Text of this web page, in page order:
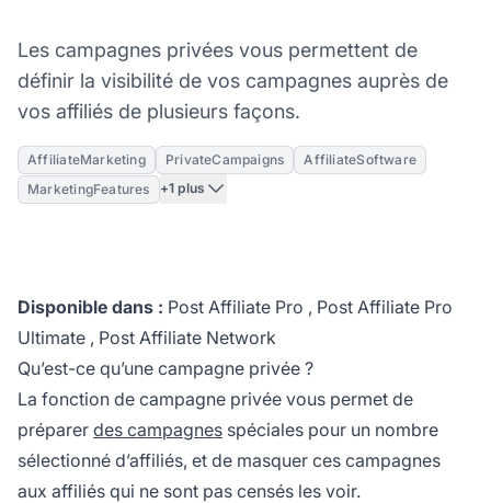
Les campagnes privées vous permettent de
définir la visibilité de vos campagnes auprès de
vos affiliés de plusieurs façons.
AffiliateMarketing PrivateCampaigns
AffiliateSoftware
MarketingFeatures
+1 plus
Disponible dans : Post Affiliate Pro , Post Affiliate Pro
Ultimate , Post Affiliate Network
Qu’est-ce qu’une campagne privée ?
La fonction de campagne privée vous permet de
préparer des campagnes spéciales pour un nombre
sélectionné d’affiliés, et de masquer ces campagnes
aux affiliés qui ne sont pas censés les voir.